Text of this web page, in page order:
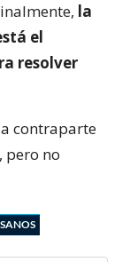
la
el
resolver
contraparte
pero no